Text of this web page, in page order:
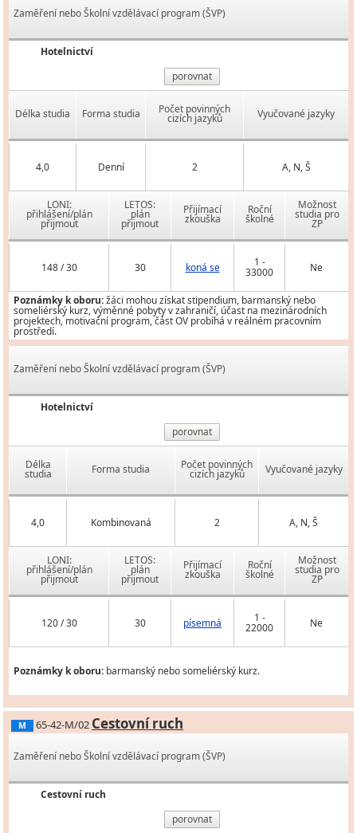
Zaměření nebo Školní vzdělávací program (ŠVP)
Hotelnictví
porovnat
Délka studia Forma studia Počet povinných
cizích jazyků Vyučované jazyky
4,0 Denní 2 A, N, Š
LONI:
přihlášení/plán
přijmout
LETOS:
plán
přijmout
Přijímací
zkouška
Roční
školné
Možnost
studia pro
ZP
148 / 30 30 koná se 1 -
33000 Ne
Poznámky k oboru:žáci mohou získat stipendium, barmanský nebo
someliérský kurz, výměnné pobyty v zahraničí, účast na mezinárodních
projektech, motivační program, část OV probíhá v reálném pracovním
prostředí.
Zaměření nebo Školní vzdělávací program (ŠVP)
Hotelnictví
porovnat
Délka
studia Forma studia Počet povinných
cizích jazyků Vyučované jazyky
4,0 Kombinovaná 2 A, N, Š
LONI:
přihlášení/plán
přijmout
LETOS:
plán
přijmout
Přijímací
zkouška
Roční
školné
Možnost
studia pro
ZP
120 / 30 30 písemná 1 -
22000 Ne
Poznámky k oboru: barmanský nebo someliérský kurz.
M 65-42-M/02 Cestovní ruch
Zaměření nebo Školní vzdělávací program (ŠVP)
Cestovní ruch
porovnat